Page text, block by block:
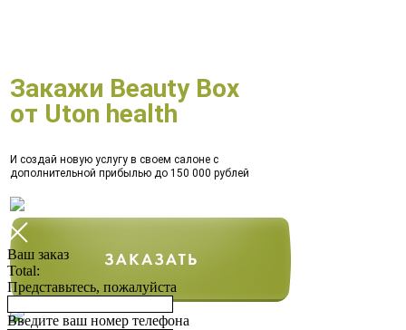
Закажи Beauty Box
от Uton health
И создай новую услугу в своем салоне с
дополнительной прибылью до 150 000 рублей
Ваш заказ
Total:
Представьтесь, пожалуйста
Введите ваш номер телефона